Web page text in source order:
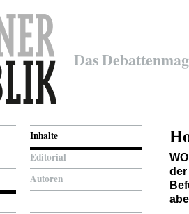
Das
Inhalte
Editorial
Autoren
der